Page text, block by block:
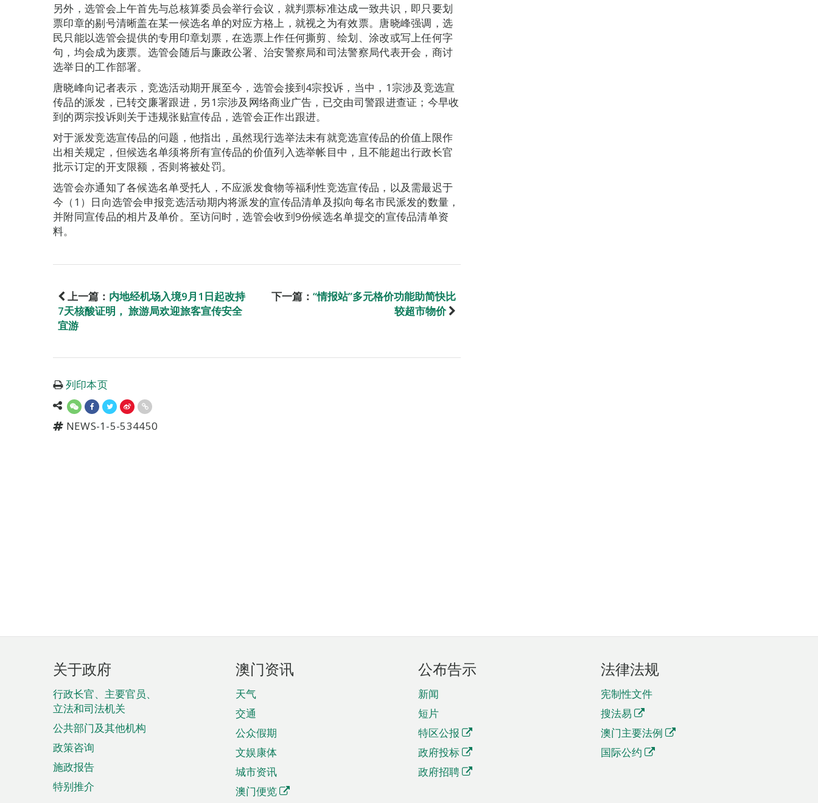
另外，选管会上午首先与总核算委员会举行会议，就判票标准达成一致共识，即只要划
票印章的剔号清晰盖在某一候选名单的对应方格上，就视之为有效票。唐晓峰强调，选
民只能以选管会提供的专用印章划票，在选票上作任何撕剪、绘划、涂改或写上任何字
句，均会成为废票。选管会随后与廉政公署、治安警察局和司法警察局代表开会，商讨
选举日的工作部署。
唐晓峰向记者表示，竞选活动期开展至今，选管会接到4宗投诉，当中，1宗涉及竞选宣
传品的派发，已转交廉署跟进，另1宗涉及网络商业广告，已交由司警跟进查证；今早收
到的两宗投诉则关于违规张贴宣传品，选管会正作出跟进。
对于派发竞选宣传品的问题，他指出，虽然现行选举法未有就竞选宣传品的价值上限作
出相关规定，但候选名单须将所有宣传品的价值列入选举帐目中，且不能超出行政长官
批示订定的开支限额，否则将被处罚。
选管会亦通知了各候选名单受托人，不应派发食物等福利性竞选宣传品，以及需最迟于
今（1）日向选管会申报竞选活动期内将派发的宣传品清单及拟向每名市民派发的数量，
并附同宣传品的相片及单价。至访问时，选管会收到9份候选名单提交的宣传品清单资
料。
上一篇： 内地经机场入境9月1日起改持
7天核酸证明， 旅游局欢迎旅客宣传安全
宜游
下一篇： “情报站”多元格价功能助简快比
较超市物价
列印本页
NEWS-1-5-534450
页
脚
菜
单
关于政府
行政长官、主要官员、
立法和司法机关
公共部门及其他机构
政策咨询
施政报告
特别推介
澳门资讯
天气
交通
公众假期
文娱康体
城市资讯
澳门便览
公布告示
新闻
短片
特区公报
政府投标
政府招聘
法律法规
宪制性文件
搜法易
澳门主要法例
国际公约